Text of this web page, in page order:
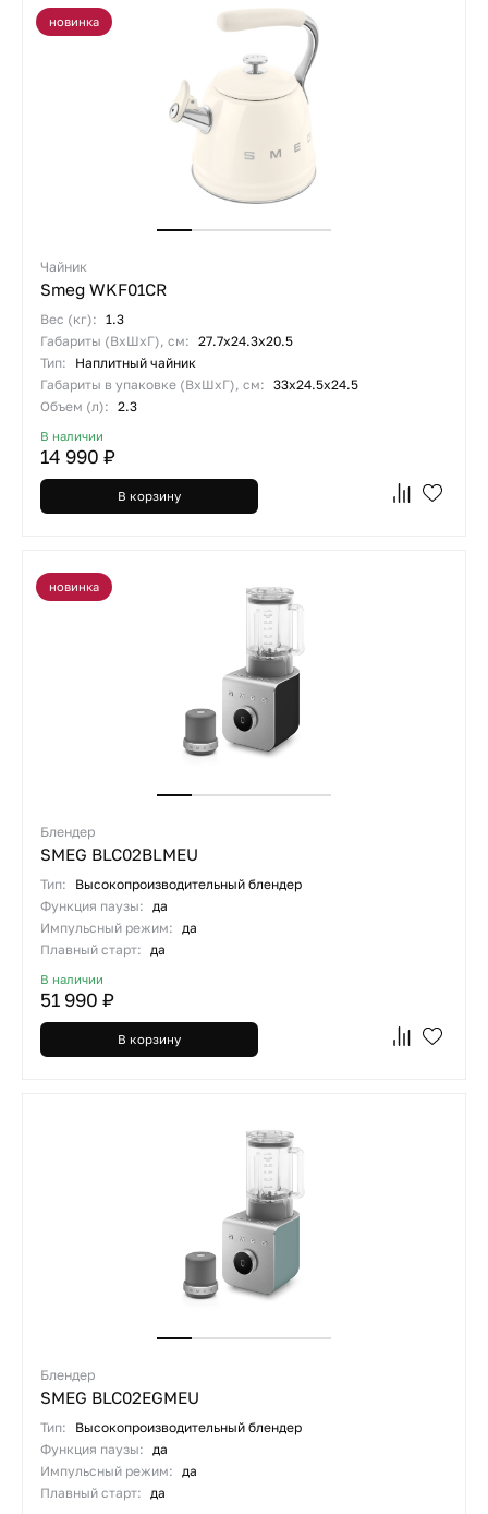
новинка
Чайник
Smeg WKF01CR
Вес (кг): 1.3
Габариты (ВхШхГ), см: 27.7х24.3х20.5
Тип:
Наплитный чайник
Габариты в упаковке (ВхШхГ), см: 33х24.5х24.5
Объем (л): 2.3
В наличии
14 990 ₽
В корзину
новинка
Блендер
SMEG BLC02BLMEU
Тип:
Высокопроизводительный блендер
Функция паузы: да
Импульсный режим: да
Плавный старт: да
В наличии
51 990 ₽
В корзину
Блендер
SMEG BLC02EGMEU
Тип:
Высокопроизводительный блендер
Функция паузы: да
Импульсный режим: да
Плавный старт: да